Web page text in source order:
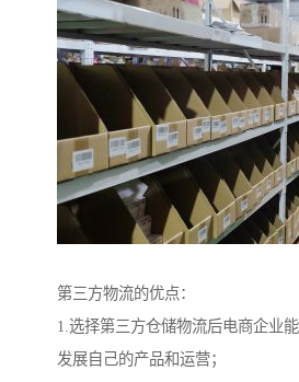
第三方物流的优点：
1.选择第三方仓储物流后电商企业
发展自己的产品和运营；